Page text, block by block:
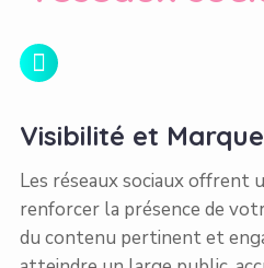
Visibilité et Marque
Les réseaux sociaux offrent
renforcer la présence de
du contenu pertinent et